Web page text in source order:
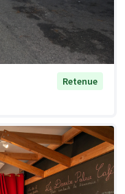
Retenue